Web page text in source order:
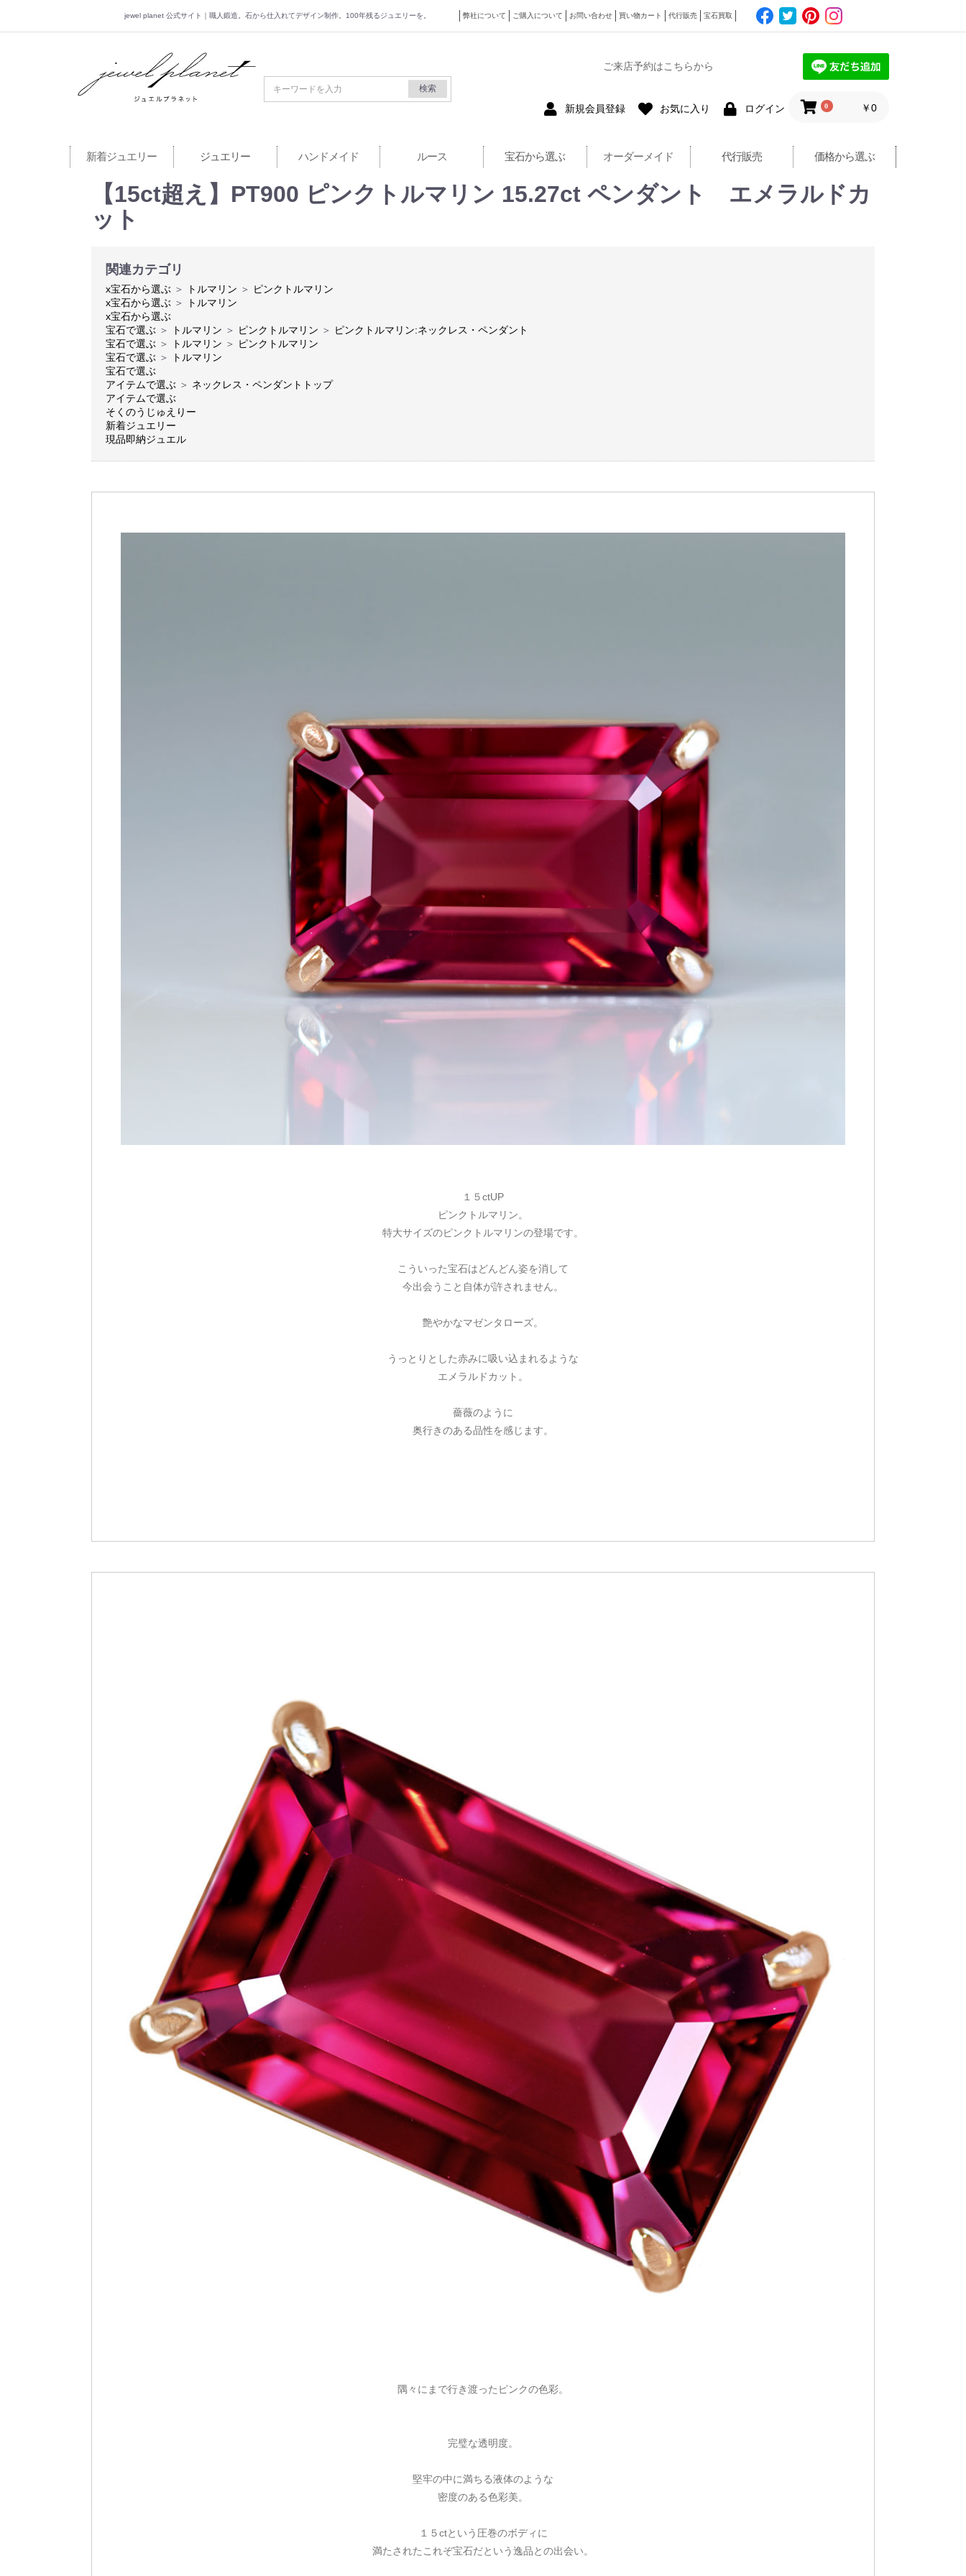
jewel planet 公式サイト｜職人鍛造。石から仕入れてデザイン制作。100年残るジュエリーを。 弊社について ご購入について お問い合わせ 買い物カート 代行販売 宝石買取
jewel planet 公式サイト
検索
ご来店予約はこちらから
新規会員登録 お気に入り ログイン 0 ￥0
新着ジュエリー ジュエリー ハンドメイド ルース 宝石から選ぶ オーダーメイド 代行販売 価格から選ぶ
【15ct超え】PT900 ピンクトルマリン 15.27ct ペンダント エメラルドカ
ット
関連カテゴリ
x宝石から選ぶ ＞ トルマリン ＞ ピンクトルマリン
x宝石から選ぶ ＞
トルマリン
x宝石から選ぶ
宝石で選ぶ ＞ トルマリン ＞ ピンクトルマリン ＞ ピンクトルマリン:ネックレス・ペンダント
宝石で選ぶ ＞ トルマリン ＞ ピンクトルマリン
宝石で選ぶ ＞
トルマリン
宝石で選ぶ
アイテムで選ぶ ＞ ネックレス・ペンダントトップ
アイテムで選ぶ
そくのうじゅえりー
新着ジュエリー
現品即納ジュエル
１５ctUP
ピンクトルマリン。
特大サイズのピンクトルマリンの登場です。
こういった宝石はどんどん姿を消して
今出会うこと自体が許されません。
艶やかなマゼンタローズ。
うっとりとした赤みに吸い込まれるような
エメラルドカット。
薔薇のように
奥行きのある品性を感じます。
隅々にまで行き渡ったピンクの色彩。
完璧な透明度。
堅牢の中に満ちる液体のような
密度のある色彩美。
１５ctという圧巻のボディに
満たされたこれぞ宝石だという逸品との出会い。